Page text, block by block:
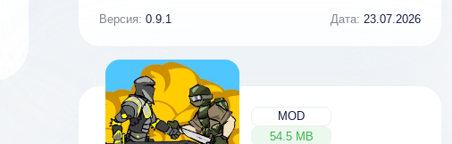
Версия: 0.9.1 Дата: 23.07.2026
MOD
54.5 MB